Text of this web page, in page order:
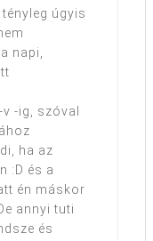
úgyis
napi,
-ig, szóval
ha az
:D és a
én máskor
annyi tuti
és